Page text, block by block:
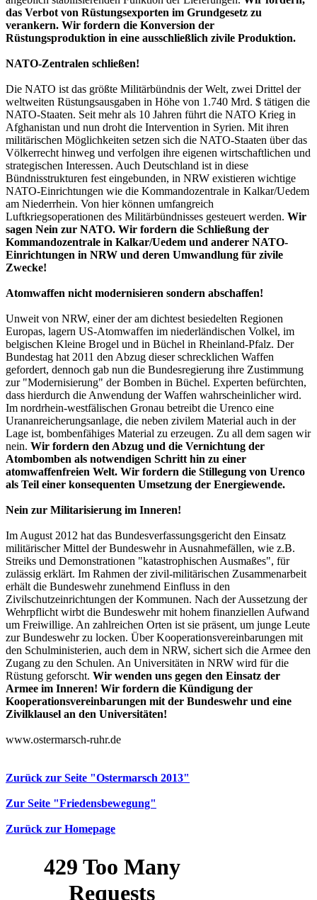
das Verbot von Rüstungsexporten im Grundgesetz zu
verankern. Wir fordern die Konversion der
Rüstungsproduktion in eine ausschließlich zivile Produktion.
NATO-Zentralen schließen!
Die NATO ist das größte Militärbündnis der Welt, zwei Drittel der
weltweiten Rüstungsausgaben in Höhe von 1.740 Mrd. $ tätigen die
NATO-Staaten. Seit mehr als 10 Jahren führt die NATO Krieg in
Afghanistan und nun droht die Intervention in Syrien. Mit ihren
militärischen Möglichkeiten setzen sich die NATO-Staaten über das
Völkerrecht hinweg und verfolgen ihre eigenen wirtschaftlichen und
strategischen Interessen. Auch Deutschland ist in diese
Bündnisstrukturen fest eingebunden, in NRW existieren wichtige
NATO-Einrichtungen wie die Kommandozentrale in Kalkar/Uedem
am Niederrhein. Von hier können umfangreich
Luftkriegsoperationen des Militärbündnisses gesteuert werden. Wir
sagen Nein zur NATO. Wir fordern die Schließung der
Kommandozentrale in Kalkar/Uedem und anderer NATO-
Einrichtungen in NRW und deren Umwandlung für zivile
Zwecke!
Atomwaffen nicht modernisieren sondern abschaffen!
Unweit von NRW, einer der am dichtest besiedelten Regionen
Europas, lagern US-Atomwaffen im niederländischen Volkel, im
belgischen Kleine Brogel und in Büchel in Rheinland-Pfalz. Der
Bundestag hat 2011 den Abzug dieser schrecklichen Waffen
gefordert, dennoch gab nun die Bundesregierung ihre Zustimmung
zur "Modernisierung" der Bomben in Büchel. Experten befürchten,
dass hierdurch die Anwendung der Waffen wahrscheinlicher wird.
Im nordrhein-westfälischen Gronau betreibt die Urenco eine
Urananreicherungsanlage, die neben zivilem Material auch in der
Lage ist, bombenfähiges Material zu erzeugen. Zu all dem sagen wir
nein. Wir fordern den Abzug und die Vernichtung der
Atombomben als notwendigen Schritt hin zu einer
atomwaffenfreien Welt. Wir fordern die Stillegung von Urenco
als Teil einer konsequenten Umsetzung der Energiewende.
Nein zur Militarisierung im Inneren!
Im August 2012 hat das Bundesverfassungsgericht den Einsatz
militärischer Mittel der Bundeswehr in Ausnahmefällen, wie z.B.
Streiks und Demonstrationen "katastrophischen Ausmaßes", für
zulässig erklärt. Im Rahmen der zivil-militärischen Zusammenarbeit
erhält die Bundeswehr zunehmend Einfluss in den
Zivilschutzeinrichtungen der Kommunen. Nach der Aussetzung der
Wehrpflicht wirbt die Bundeswehr mit hohem finanziellen Aufwand
um Freiwillige. An zahlreichen Orten ist sie präsent, um junge Leute
zur Bundeswehr zu locken. Über Kooperationsvereinbarungen mit
den Schulministerien, auch dem in NRW, sichert sich die Armee den
Zugang zu den Schulen. An Universitäten in NRW wird für die
Rüstung geforscht. Wir wenden uns gegen den Einsatz der
Armee im Inneren! Wir fordern die Kündigung der
Kooperationsvereinbarungen mit der Bundeswehr und eine
Zivilklausel an den Universitäten!
www.ostermarsch-ruhr.de
Zurück zur Seite "Ostermarsch 2013"
Zur Seite "Friedensbewegung"
Zurück zur Homepage